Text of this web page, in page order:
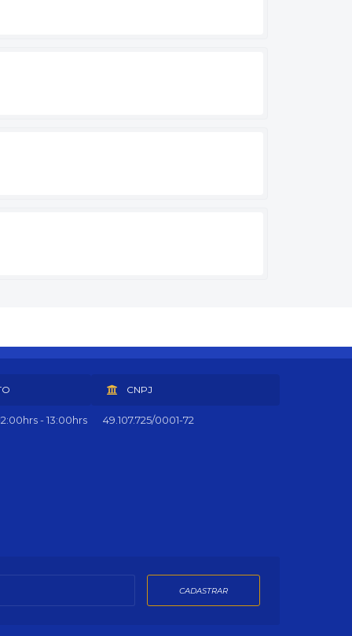
- 13:00hrs
CNPJ
49.107.725/0001-72
CADASTRAR